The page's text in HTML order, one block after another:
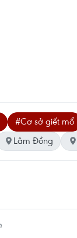
#Cơ sở giết mổ
Lâm Đồng